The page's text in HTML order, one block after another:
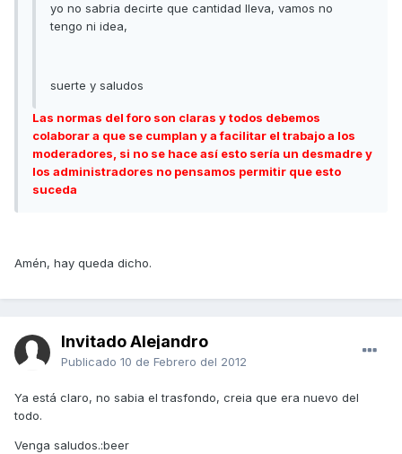
yo no sabria decirte que cantidad lleva, vamos no
tengo ni idea,
suerte y saludos
Las normas del foro son claras y todos debemos
colaborar a que se cumplan y a facilitar el trabajo a los
moderadores, si no se hace así esto sería un desmadre y
los administradores no pensamos permitir que esto
suceda
Amén, hay queda dicho.
Invitado Alejandro
Publicado 10 de Febrero del 2012
Ya está claro, no sabia el trasfondo, creia que era nuevo del
todo.
Venga saludos.:beer